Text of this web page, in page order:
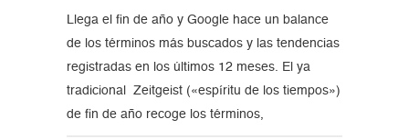
Llega el fin de año y Google hace un balance
de los términos más buscados y las tendencias
registradas en los últimos 12 meses. El ya
tradicional Zeitgeist («espíritu de los tiempos»)
de fin de año recoge los términos,